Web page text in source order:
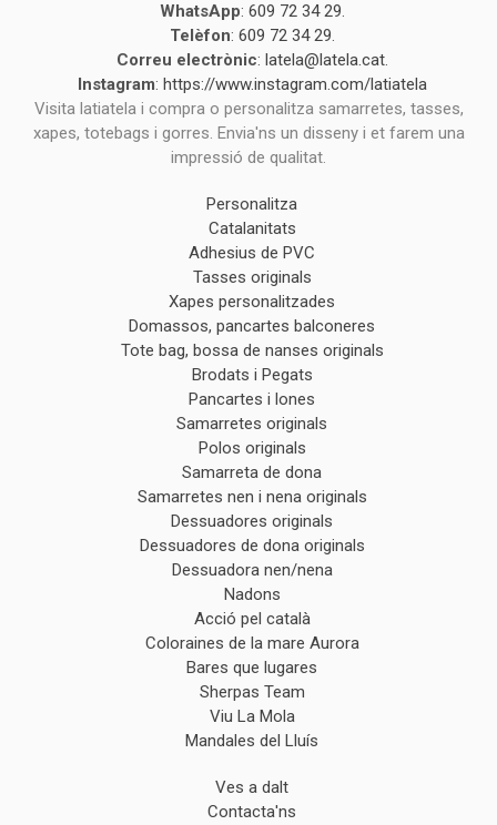
WhatsApp: 609 72 34 29.
Telèfon: 609 72 34 29.
Correu electrònic: latela@latela.cat.
Instagram: https://www.instagram.com/latiatela
Visita latiatela i compra o personalitza samarretes, tasses,
xapes, totebags i gorres. Envia'ns un disseny i et farem una
impressió de qualitat.
Personalitza
Catalanitats
Adhesius de PVC
Tasses originals
Xapes personalitzades
Domassos, pancartes balconeres
Tote bag, bossa de nanses originals
Brodats i Pegats
Pancartes i lones
Samarretes originals
Polos originals
Samarreta de dona
Samarretes nen i nena originals
Dessuadores originals
Dessuadores de dona originals
Dessuadora nen/nena
Nadons
Acció pel català
Coloraines de la mare Aurora
Bares que lugares
Sherpas Team
Viu La Mola
Mandales del Lluís
Ves a dalt
Contacta'ns